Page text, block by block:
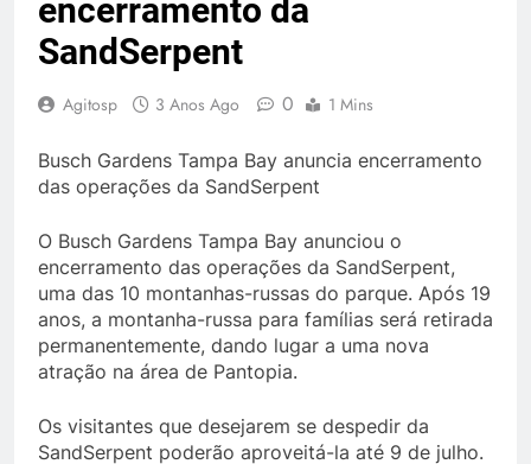
encerramento da
SandSerpent
Agitosp 3 Anos Ago 0 1 Mins
Busch Gardens Tampa Bay anuncia encerramento
das operações da SandSerpent
O Busch Gardens Tampa Bay anunciou o
encerramento das operações da SandSerpent,
uma das 10 montanhas-russas do parque. Após 19
anos, a montanha-russa para famílias será retirada
permanentemente, dando lugar a uma nova
atração na área de Pantopia.
Os visitantes que desejarem se despedir da
SandSerpent poderão aproveitá-la até 9 de julho.